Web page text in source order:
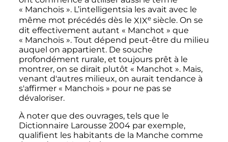
« Manchois ». L’intelligentsia les avait avec le
même mot précédés dès le XIXe siècle. On se
dit effectivement autant « Manchot » que
« Manchois ». Tout dépend peut-être du milieu
auquel on appartient. De souche
profondément rurale, et toujours prêt à le
montrer, on se dirait plutôt « Manchot ». Mais,
venant d'autres milieux, on aurait tendance à
s'affirmer « Manchois » pour ne pas se
dévaloriser.
À noter que des ouvrages, tels que le
Dictionnaire Larousse 2004 par exemple,
qualifient les habitants de la Manche comme